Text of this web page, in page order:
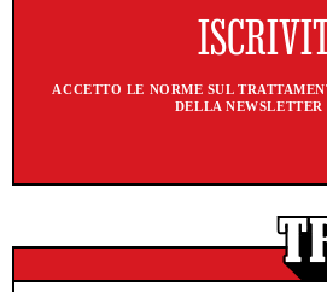
ACCETTO LE NORME SUL
DELLA NEWSLETTER